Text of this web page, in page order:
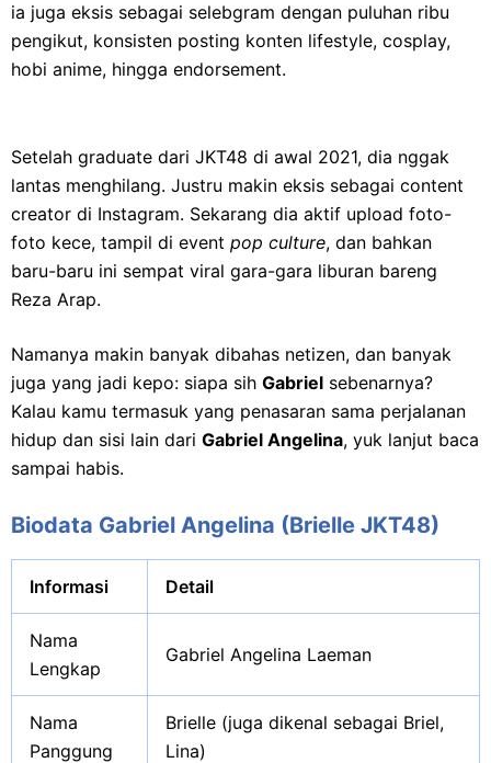
ia juga eksis sebagai selebgram dengan puluhan ribu
pengikut, konsisten posting konten lifestyle, cosplay,
hobi anime, hingga endorsement.
Setelah graduate dari JKT48 di awal 2021, dia nggak
lantas menghilang. Justru makin eksis sebagai content
creator di Instagram. Sekarang dia aktif upload foto-
foto kece, tampil di event pop culture, dan bahkan
baru-baru ini sempat viral gara-gara liburan bareng
Reza Arap.
Namanya makin banyak dibahas netizen, dan banyak
juga yang jadi kepo: siapa sih Gabriel sebenarnya?
Kalau kamu termasuk yang penasaran sama perjalanan
hidup dan sisi lain dari Gabriel Angelina, yuk lanjut baca
sampai habis.
Biodata Gabriel Angelina (Brielle JKT48)
Informasi Detail
Nama
Lengkap
Gabriel Angelina Laeman
Nama
Panggung
Brielle (juga dikenal sebagai Briel,
Lina)